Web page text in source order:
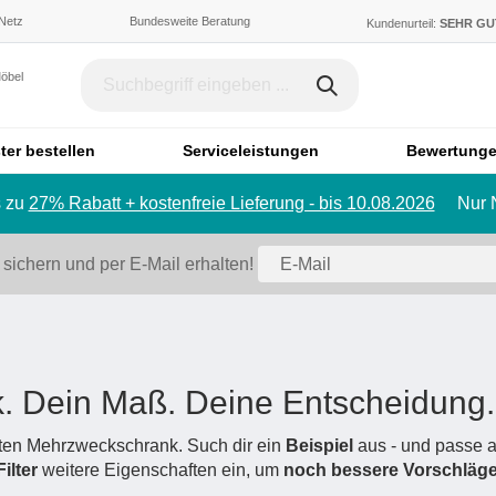
Bundesweite Beratung Kundenurteil: SEHR
bestellen Serviceleistungen
Dachschräge & Treppe
Schrank mit Schräge
Regal mit Schräge
Badezimmerschrank
Badregal
Spiegelschrank
Bett
Einzelbett
Sessel
Hocker
Schlafsofa
zu 27% Rabatt + kostenfreie Lieferung - bis 10.08.2026 Nur
und per E-Mail erhalten!
Dein Maß. Deine Entscheidung.
Mehrzweckschrank. Such dir ein Beispiel aus - und passe
Filter weitere Eigenschaften ein, um noch bessere